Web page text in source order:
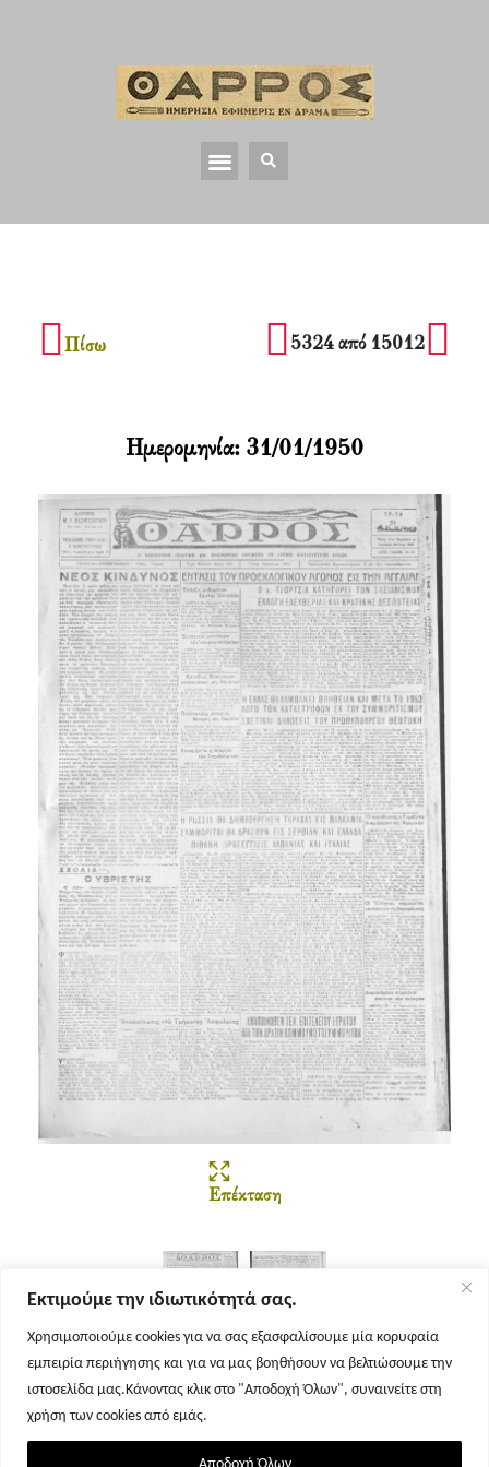
Εκτιμούμε την ιδιωτικότητά σας.
Χρησιμοποιούμε cookies για να σας εξασφαλίσουμε μία κορυφαία
εμπειρία περιήγησης και για να μας βοηθήσουν να βελτιώσουμε την
ιστοσελίδα μας.Κάνοντας κλικ στο "Αποδοχή Όλων", συναινείτε στη
χρήση των cookies από εμάς.
Αποδοχή Όλων
Πίσω 5324 από 15012
Επέκταση
Σελίδα 1 Σελίδα 2
Ημερομηνία: 31/01/1950